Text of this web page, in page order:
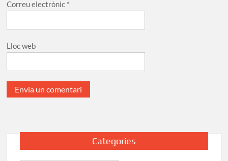
Correu electrònic *
Lloc web
Categories